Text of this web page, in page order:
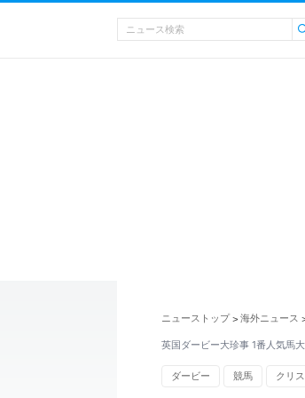
ニューストップ > 海外ニュース
英国ダービー大珍事 1番人気馬
ダービー 競馬 クリ